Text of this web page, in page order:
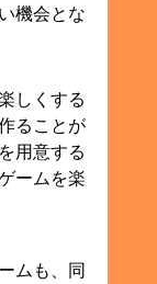
機会とな
しくする
ることが
用意する
ームを楽
ムも、同